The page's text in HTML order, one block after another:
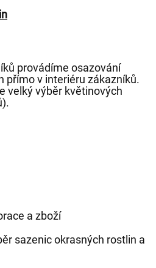
provádíme osazování
přímo v interiéru zákazníků.
velký výběr květinových
a zboží
sazenic okrasných rostlin a